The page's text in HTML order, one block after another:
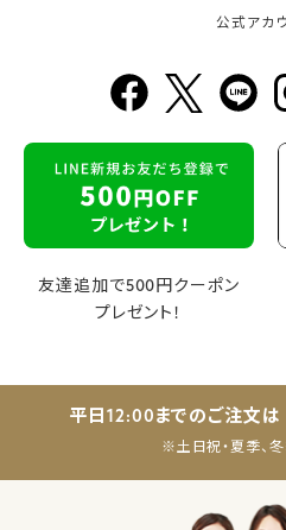
公式アカ
友達追加で500円クーポン
プレゼント！
平日12:00までのご注文は
※土日祝・夏季、